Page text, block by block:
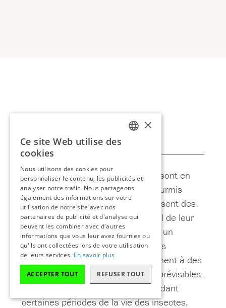
Les insectes qui attaquent le bois sont en
général des coléoptères tels les fourmis
charpentières, dont les larves creusent des
galeries dans le bois. Au stade final de leur
croissance, les insectes se frayent un
chemin vers la surface. Ces galeries
réduisent la densité du bois et mènent à des
problèmes structuraux souvent imprévisibles.
Les galeries sont indécelables pendant
certaines périodes de la vie des insectes,
×
Ce site Web utilise des
cookies
Nous utilisons des cookies pour
personnaliser le contenu, les publicités et
analyser notre trafic. Nous partageons
également des informations sur votre
utilisation de notre site avec nos
partenaires de publicité et d'analyse qui
peuvent les combiner avec d'autres
informations que vous leur avez fournies ou
qu'ils ont collectées lors de votre utilisation
de leurs services. En savoir plus
ACCEPTER TOUT REFUSER TOUT